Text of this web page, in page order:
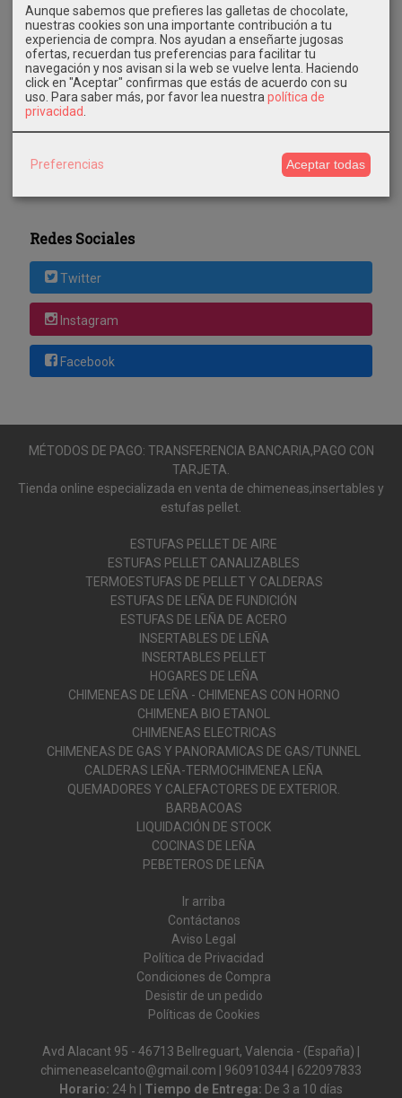
Costes de Envío
GRATIS *
Consultar Destinos
Tu Carrito (0)
Redes Sociales
Twitter
Instagram
Facebook
MÉTODOS DE PAGO: TRANSFERENCIA BANCARIA,PAGO CON
TARJETA.
Tienda online especializada en venta de chimeneas,insertables y
estufas pellet.
ESTUFAS PELLET DE AIRE
ESTUFAS PELLET CANALIZABLES
TERMOESTUFAS DE PELLET Y CALDERAS
ESTUFAS DE LEÑA DE FUNDICIÓN
ESTUFAS DE LEÑA DE ACERO
INSERTABLES DE LEÑA
INSERTABLES PELLET
HOGARES DE LEÑA
CHIMENEAS DE LEÑA - CHIMENEAS CON HORNO
CHIMENEA BIO ETANOL
CHIMENEAS ELECTRICAS
CHIMENEAS DE GAS Y PANORAMICAS DE GAS/TUNNEL
CALDERAS LEÑA-TERMOCHIMENEA LEÑA
QUEMADORES Y CALEFACTORES DE EXTERIOR.
BARBACOAS
LIQUIDACIÓN DE STOCK
COCINAS DE LEÑA
PEBETEROS DE LEÑA
Ir arriba
Contáctanos
Aviso Legal
Política de Privacidad
Condiciones de Compra
Desistir de un pedido
Políticas de Cookies
Avd Alacant 95 - 46713 Bellreguart, Valencia - (España) |
chimeneaselcanto@gmail.com | 960910344
622097833
Horario: 24 h | Tiempo de Entrega: De 3 a 10 días
Aunque sabemos que prefieres las galletas de chocolate,
nuestras cookies son una importante contribución a tu
experiencia de compra. Nos ayudan a enseñarte jugosas
ofertas, recuerdan tus preferencias para facilitar tu
navegación y nos avisan si la web se vuelve lenta. Haciendo
click en "Aceptar" confirmas que estás de acuerdo con su
uso. Para saber más, por favor lea nuestra política de
privacidad
Preferencias Aceptar todas